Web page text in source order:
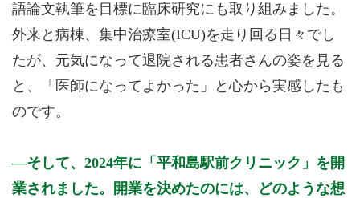
語論文執筆を目標に臨床研究にも取り組みました。
外来と病棟、集中治療室(ICU)を走り回る日々でし
たが、元気になって退院される患者さんの姿を見る
と、「医師になってよかった」と心から実感したも
のです。
そして、2024年に「平和島駅前クリニック」を開
業されました。開業を決めたのには、どのような想